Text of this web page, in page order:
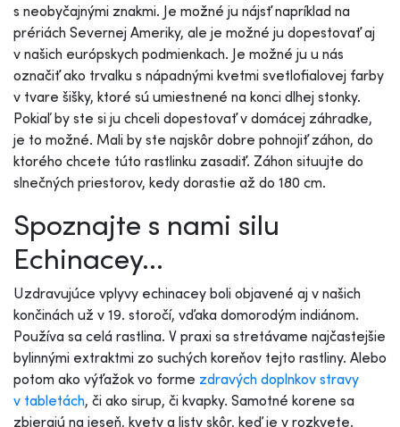
s neobyčajnými znakmi. Je možné ju nájsť napríklad na
prériách Severnej Ameriky, ale je možné ju dopestovať aj
v našich európskych podmienkach. Je možné ju u nás
označiť ako trvalku s nápadnými kvetmi svetlofialovej farby
v tvare šišky, ktoré sú umiestnené na konci dlhej stonky.
Pokiaľ by ste si ju chceli dopestovať v domácej záhradke,
je to možné. Mali by ste najskôr dobre pohnojiť záhon, do
ktorého chcete túto rastlinku zasadiť. Záhon situujte do
slnečných priestorov, kedy dorastie až do 180 cm.
Spoznajte s nami silu
Echinacey...
Uzdravujúce vplyvy echinacey boli objavené aj v našich
končinách už v 19. storočí, vďaka domorodým indiánom.
Používa sa celá rastlina. V praxi sa stretávame najčastejšie
bylinnými extraktmi zo suchých koreňov tejto rastliny. Alebo
potom ako výťažok vo forme zdravých doplnkov stravy
v tabletách, či ako sirup, či kvapky. Samotné korene sa
zbierajú na jeseň, kvety a listy skôr, keď je v rozkvete.